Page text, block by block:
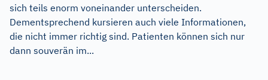
sich teils enorm voneinander unterscheiden.
Dementsprechend kursieren auch viele Informationen,
die nicht immer richtig sind. Patienten können sich nur
dann souverän im...